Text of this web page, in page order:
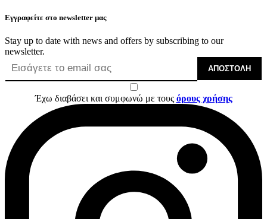
Εγγραφείτε στο newsletter μας
Stay up to date with news and offers by subscribing to our
newsletter.
ΑΠΟΣΤΟΛΉ
Έχω διαβάσει και συμφωνώ με τους όρους χρήσης